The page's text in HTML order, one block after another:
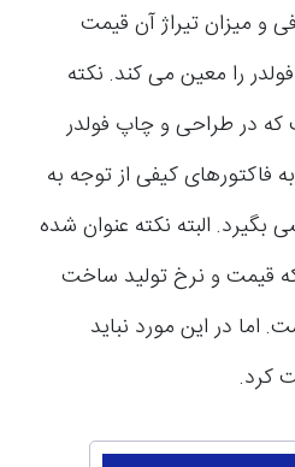
و میزان تیراژ آن قیمت
را معین می‌ کند. نکته
که در طراحی و چاپ فولدر
فاکتورهای کیفی از توجه به
بگیرد. البته نکته عنوان شده
قیمت و نرخ تولید ساخت
اما در این مورد نباید
کرد.